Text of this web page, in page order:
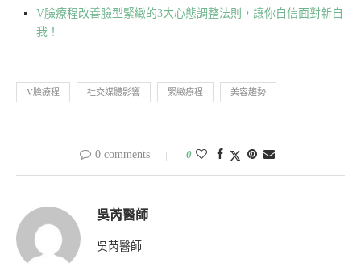
V臉療程改善臉型緊緻的3大心態調整法則，讓你自信面對新自
我！
V臉療程 社交媒體影響 緊緻療程 美容趨勢
0 comments 0
吳芮醫師
吳芮醫師